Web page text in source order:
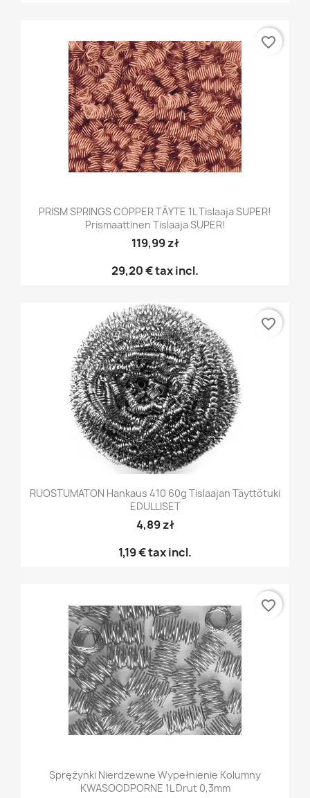
PRISM SPRINGS COPPER TÄYTE 1L Tislaaja SUPER!
Prismaattinen Tislaaja SUPER!
119,99 zł
29,20 €tax incl.
favorite_border
RUOSTUMATON Hankaus 410 60g Tislaajan Täyttötuki
EDULLISET
4,89 zł
1,19 €tax incl.
favorite_border
Sprężynki Nierdzewne Wypełnienie Kolumny
KWASOODPORNE 1L Drut 0,3mm
favorite_border